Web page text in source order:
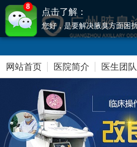
网站首页 医院简介 医生团队
8
点击了解：
您好，是要解决腋臭方面困